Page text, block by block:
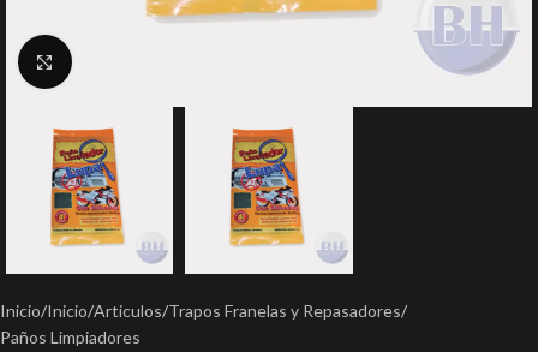
Clic para ampliar
Inicio/Inicio/Articulos/Trapos Franelas y Repasadores/
Paños Limpiadores